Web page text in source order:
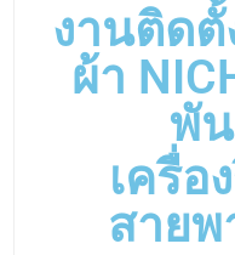
งานติด
ผ้า
พั
เครื่อ
สายพ